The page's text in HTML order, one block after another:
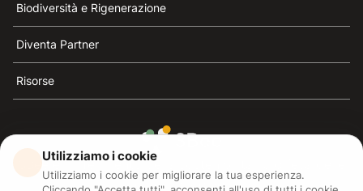
Biodiversità e Rigenerazione
Diventa Partner
Risorse
3Bee è il riferimento della sostenibilità, la difesa delle
api e della biodiversità
Utilizziamo i cookie
Utilizziamo i cookie per migliorare la tua esperienza.